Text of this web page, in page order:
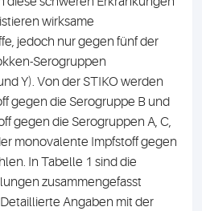
wirksame
jedoch nur gegen fünf der
Serogruppen
Y). Von der STIKO werden
gegen die Serogruppe B und
gegen die Serogruppen A, C,
monovalente Impfstoff gegen
In Tabelle 1 sind die
zusammengefasst
Angaben mit der